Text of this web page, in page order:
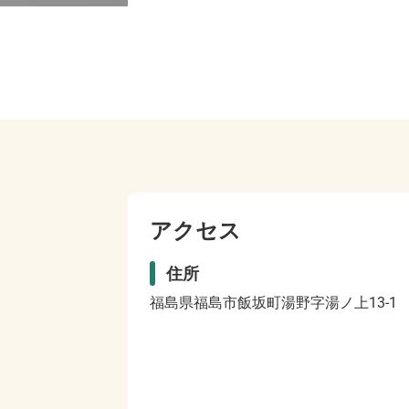
アクセス
住所
福島県福島市飯坂町湯野字湯ノ上13-1